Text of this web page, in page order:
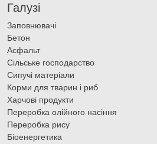
Галузі
Заповнювачі
Бетон
Асфальт
Сільське господарство
Сипучі матеріали
Корми для тварин і риб
Харчові продукти
Переробка олійного насіння
Переробка рису
Біоенергетика